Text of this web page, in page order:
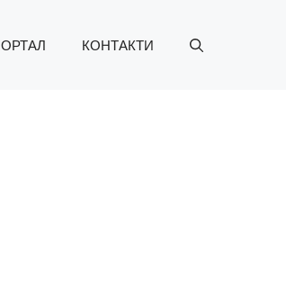
КОНТАКТИ